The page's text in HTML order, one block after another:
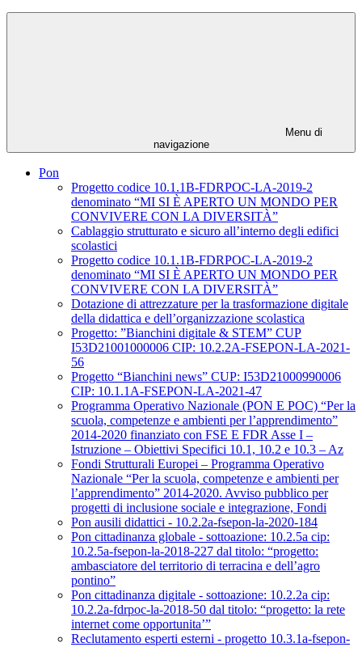
Menu di
navigazione
Pon
Progetto codice 10.1.1B-FDRPOC-LA-2019-2
denominato “MI SI È APERTO UN MONDO PER
CONVIVERE CON LA DIVERSITÀ”
Cablaggio strutturato e sicuro all’interno degli edifici
scolastici
Progetto codice 10.1.1B-FDRPOC-LA-2019-2
denominato “MI SI È APERTO UN MONDO PER
CONVIVERE CON LA DIVERSITÀ”
Dotazione di attrezzature per la trasformazione digitale
della didattica e dell’organizzazione scolastica
Progetto: ”Bianchini digitale & STEM” CUP
I53D21001000006 CIP: 10.2.2A-FSEPON-LA-2021-
56
Progetto “Bianchini news” CUP: I53D21000990006
CIP: 10.1.1A-FSEPON-LA-2021-47
Programma Operativo Nazionale (PON E POC) “Per la
scuola, competenze e ambienti per l’apprendimento”
2014-2020 finanziato con FSE E FDR Asse I –
Istruzione – Obiettivi Specifici 10.1, 10.2 e 10.3 – Az
Fondi Strutturali Europei – Programma Operativo
Nazionale “Per la scuola, competenze e ambienti per
l’apprendimento” 2014-2020. Avviso pubblico per
progetti di inclusione sociale e integrazione, Fondi
Pon ausili didattici - 10.2.2a-fsepon-la-2020-184
Pon cittadinanza globale - sottoazione: 10.2.5a cip:
10.2.5a-fsepon-la-2018-227 dal titolo: “progetto:
ambasciatore del territorio di terracina e dell’agro
pontino”
Pon cittadinanza digitale - sottoazione: 10.2.2a cip:
10.2.2a-fdrpoc-la-2018-50 dal titolo: “progetto: la rete
internet come opportunita’”
Reclutamento esperti esterni - progetto 10.3.1a-fsepon-